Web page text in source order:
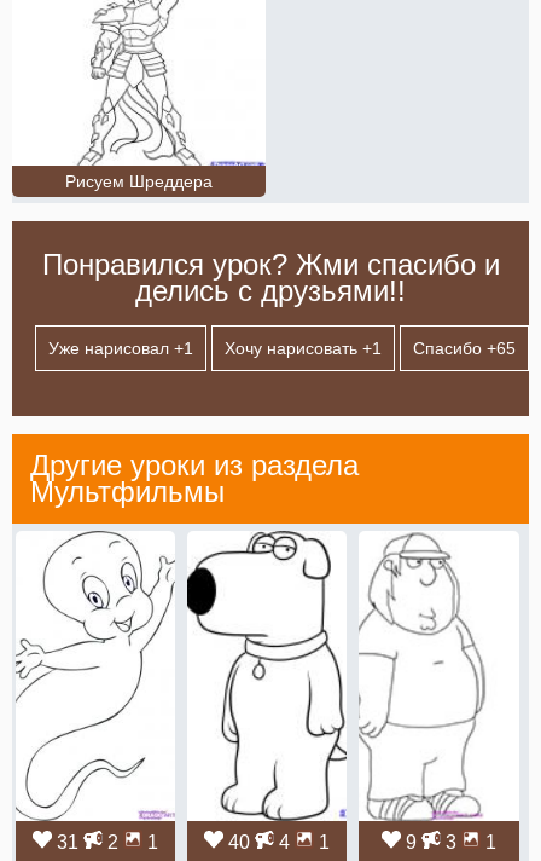
Рисуем Шреддера
Понравился урок? Жми спасибо и
делись с друзьями!!
Уже нарисовал +1 Хочу нарисовать +1 Спасибо +65
Другие уроки из раздела
Мультфильмы
31 2
1
40 4
1
9 3
1